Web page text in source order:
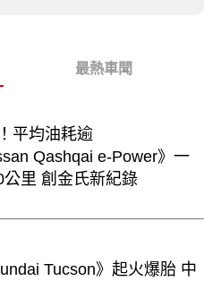
最熱車聞
平均油耗逾
Qashqai e-Power》一
里 創金氏新紀錄
Tucson》起火爆胎 中